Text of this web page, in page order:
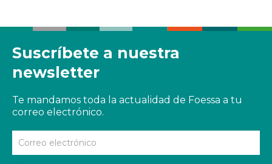
Suscríbete a nuestra
newsletter
Te mandamos toda la actualidad de Foessa a tu
correo electrónico.